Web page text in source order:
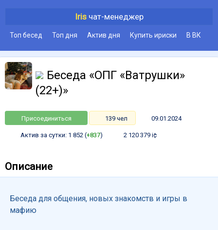
Irisчат-менеджер
Топ бесед Топ дня Актив дня Купить ириски В ВК
Беседа «ОПГ «Ватрушки»
(22+)»
Присоединиться 139 чел 09.01.2024
Актив за сутки: 1 852 (+837) 2 120 379 i¢
Описание
Беседа для общения, новых знакомств и игры в
мафию